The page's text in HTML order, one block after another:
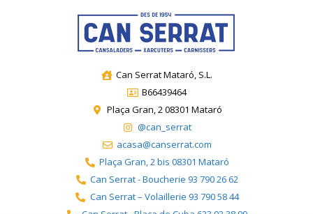
Can Serrat Mataró, S.L.
B66439464
Plaça Gran, 2 08301 Mataró
@can_serrat
acasa@canserrat.com
Plaça Gran, 2 bis 08301 Mataró
Can Serrat - Boucherie 93 790 26 62
Can Serrat – Volaillerie 93 790 58 44